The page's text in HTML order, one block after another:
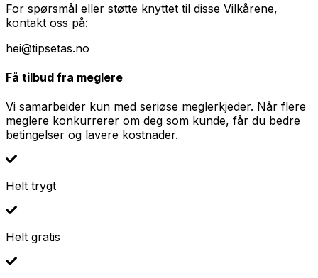
For spørsmål eller støtte knyttet til disse Vilkårene,
kontakt oss på:
hei@tipsetas.no
Få tilbud fra meglere
Vi samarbeider kun med seriøse meglerkjeder. Når flere
meglere konkurrerer om deg som kunde, får du bedre
betingelser og lavere kostnader.
Helt trygt
Helt gratis